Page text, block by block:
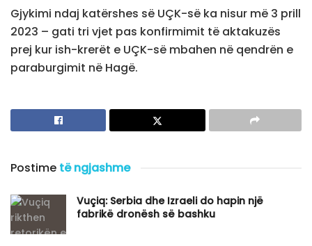
Gjykimi ndaj katërshes së UÇK-së ka nisur më 3 prill
2023 – gati tri vjet pas konfirmimit të aktakuzës
prej kur ish-krerët e UÇK-së mbahen në qendrën e
paraburgimit në Hagë.
Postime të ngjashme
Vuçiq: Serbia dhe Izraeli do hapin një
fabrikë dronësh së bashku